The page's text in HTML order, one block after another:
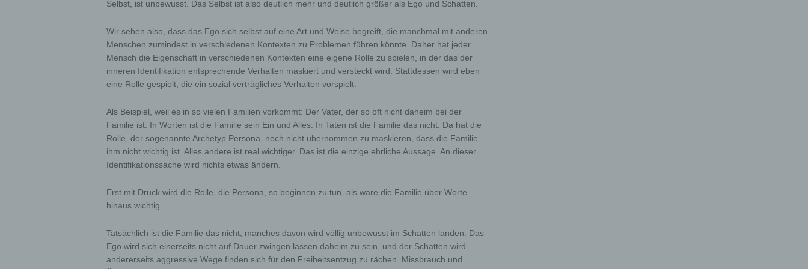
Selbst, ist unbewusst. Das Selbst ist also deutlich mehr und deutlich größer als Ego und Schatten.
Wir sehen also, dass das Ego sich selbst auf eine Art und Weise begreift, die manchmal mit anderen
Menschen zumindest in verschiedenen Kontexten zu Problemen führen könnte. Daher hat jeder
Mensch die Eigenschaft in verschiedenen Kontexten eine eigene Rolle zu spielen, in der das der
inneren Identifikation entsprechende Verhalten maskiert und versteckt wird. Stattdessen wird eben
eine Rolle gespielt, die ein sozial verträgliches Verhalten vorspielt.
Als Beispiel, weil es in so vielen Familien vorkommt: Der Vater, der so oft nicht daheim bei der
Familie ist. In Worten ist die Familie sein Ein und Alles. In Taten ist die Familie das nicht. Da hat die
Rolle, der sogenannte Archetyp Persona, noch nicht übernommen zu maskieren, dass die Familie
ihm nicht wichtig ist. Alles andere ist real wichtiger. Das ist die einzige ehrliche Aussage. An dieser
Identifikationssache wird nichts etwas ändern.
Erst mit Druck wird die Rolle, die Persona, so beginnen zu tun, als wäre die Familie über Worte
hinaus wichtig.
Tatsächlich ist die Familie das nicht, manches davon wird völlig unbewusst im Schatten landen. Das
Ego wird sich einerseits nicht auf Dauer zwingen lassen daheim zu sein, und der Schatten wird
andererseits aggressive Wege finden sich für den Freiheitsentzug zu rächen. Missbrauch und
Member State law.
Processor is a natural or legal person, public authority, agency or other body which
processes personal data on behalf of the controller.
i) Recipient
Recipient is a natural or legal person, public authority, agency or another body, to
which the personal data are disclosed, whether a third party or not. However, public
authorities which may receive personal data in the framework of a particular inquiry
in accordance with Union or Member State law shall not be regarded as recipients;
Third party is a natural or legal person, public authority, agency or body other than
the data subject, controller, processor and persons who, under the direct authority
of the controller or processor, are authorised to process personal data.